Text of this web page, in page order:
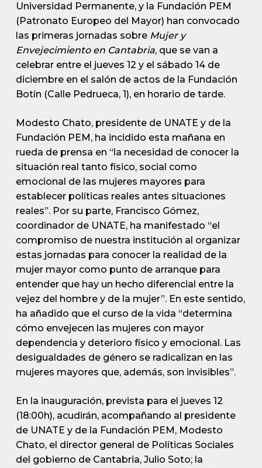
Universidad Permanente, y la Fundación PEM
(Patronato Europeo del Mayor) han convocado
las primeras jornadas sobre Mujer y
Envejecimiento en Cantabria, que se van a
celebrar entre el jueves 12 y el sábado 14 de
diciembre en el salón de actos de la Fundación
Botín (Calle Pedrueca, 1), en horario de tarde.
Modesto Chato, presidente de UNATE y de la
Fundación PEM, ha incidido esta mañana en
rueda de prensa en “la necesidad de conocer la
situación real tanto físico, social como
emocional de las mujeres mayores para
establecer políticas reales antes situaciones
reales”. Por su parte, Francisco Gómez,
coordinador de UNATE, ha manifestado “el
compromiso de nuestra institución al organizar
estas jornadas para conocer la realidad de la
mujer mayor como punto de arranque para
entender que hay un hecho diferencial entre la
vejez del hombre y de la mujer”. En este sentido,
ha añadido que el curso de la vida “determina
cómo envejecen las mujeres con mayor
dependencia y deterioro físico y emocional. Las
desigualdades de género se radicalizan en las
mujeres mayores que, además, son invisibles”.
En la inauguración, prevista para el jueves 12
(18:00h), acudirán, acompañando al presidente
de UNATE y de la Fundación PEM, Modesto
Chato, el director general de Políticas Sociales
del gobierno de Cantabria, Julio Soto; la